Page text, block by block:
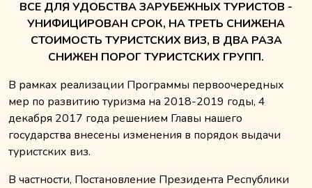
ВСЕ ДЛЯ УДОБСТВА ЗАРУБЕЖНЫХ ТУРИСТОВ -
УНИФИЦИРОВАН СРОК, НА ТРЕТЬ СНИЖЕНА
СТОИМОСТЬ ТУРИСТСКИХ ВИЗ, В ДВА РАЗА
СНИЖЕН ПОРОГ ТУРИСТСКИХ ГРУПП.
В рамках реализации Программы первоочередных
мер по развитию туризма на 2018-2019 годы, 4
декабря 2017 года решением Главы нашего
государства внесены изменения в порядок выдачи
туристских виз.
В частности, Постановление Президента Республики